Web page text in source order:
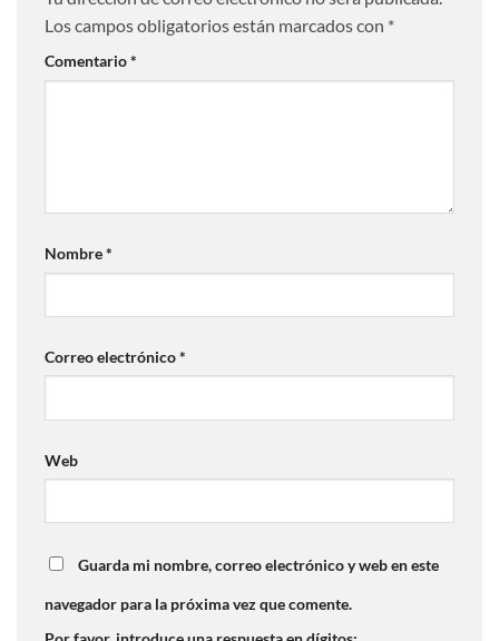
Los campos obligatorios están marcados con *
Comentario*
Nombre*
Correo electrónico*
Web
Guarda mi nombre, correo electrónico y web en este
navegador para la próxima vez que comente.